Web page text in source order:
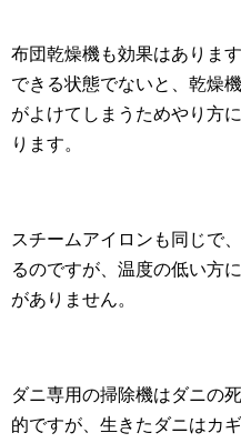
布団乾燥機も効果はありま
できる状態でないと、乾燥
がよけてしまうためやり方
ります。
スチームアイロンも同じで
るのですが、温度の低い方
がありません。
ダニ専用の掃除機はダニの
的ですが、生きたダニはカ